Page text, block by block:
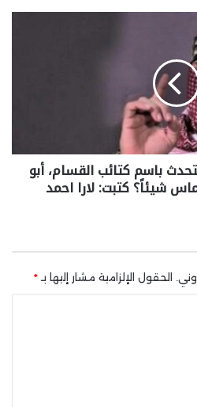
باسم كتائب القسام، أبو
شيئاً؟ كتبت: لارا احمد
الحقول الإلزامية مشار إليها بـ *